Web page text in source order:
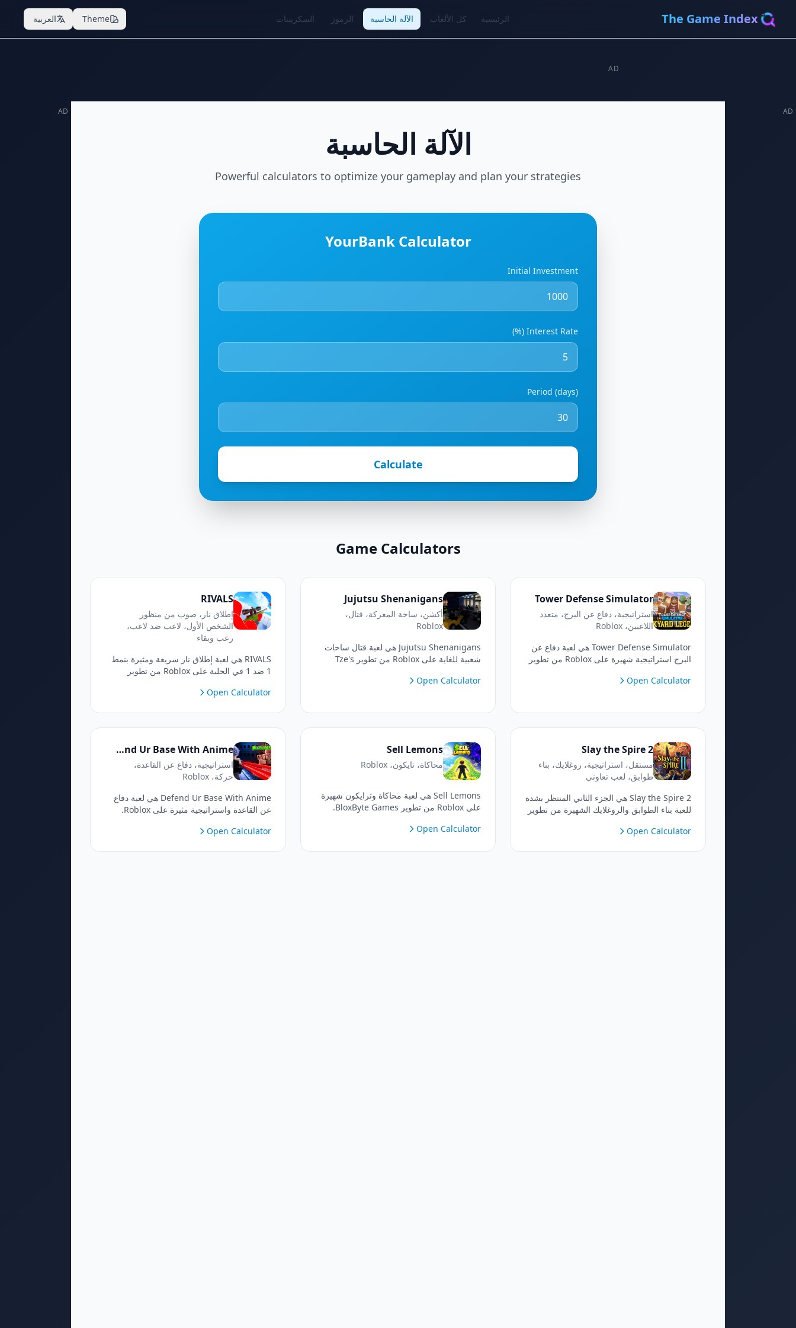
The Game Index الرئيسية كل الألعاب الآلة الحاسبة الرموز السكريبتات Theme العربية
AD
AD
الآلة الحاسبة
Powerful calculators to optimize your gameplay and plan your strategies
YourBank Calculator
Initial Investment
Interest Rate (%)
Period (days)
Calculate
Game Calculators
Tower Defense Simulator
استراتيجية، دفاع عن البرج، متعدد
اللاعبين، Roblox
Tower Defense Simulator هي لعبة دفاع عن
البرج استراتيجية شهيرة على Roblox من تطوير
العب بمفردك للدفاع ضد موجات لا حصر لها من
مخصصة.
Open Calculator
Jujutsu Shenanigans
أكشن، ساحة المعركة، قتال،
Roblox
Jujutsu Shenanigans هي لعبة قتال ساحات
شعبية للغاية على Roblox من تطوير Tze's
Jujutsu Kaisen وألعاب القتال المدمرة، حيث
بالشخصيات لتسيطر على الساحة.
Open Calculator
RIVALS
إطلاق نار، صوب من منظور
الشخص الأول، لاعب ضد لاعب،
رعب وبقاء
RIVALS هي لعبة إطلاق نار سريعة ومثيرة بنمط
1 ضد 1 في الحلبة على Roblox من تطوير
مواجهات حماسية تعتمد على المهارة باستخدام
وارتقِ في تصنيف المنافسة، وافتح جلود أسلحة
فريدة!
Open Calculator
Slay the Spire 2
مستقل، استراتيجية، روغلايك، بناء
طوابق، لعب تعاوني
Slay the Spire 2 هي الجزء الثاني المنتظر بشدة
للعبة بناء الطوابق والروغلايك الشهيرة من تطوير
خموله، حيث أصبح الآن أكثر جوعًا وخطورة من
Open Calculator
Sell Lemons
محاكاة، تايكون، Roblox
Sell Lemons هي لعبة محاكاة وترايكون شهيرة
على Roblox من تطوير BloxByte Games.
قوى فريدة، وقم بإجراء صفقات مربحة لأتمتة
Open Calculator
Defend Ur Base With Anime
استراتيجية، دفاع عن القاعدة،
حركة، Roblox
Defend Ur Base With Anime هي لعبة دفاع
عن القاعدة واستراتيجية مثيرة على Roblox.
قوية، واحمِ قاعدتك الأساسية من موجات الأعداء
Open Calculator
AD